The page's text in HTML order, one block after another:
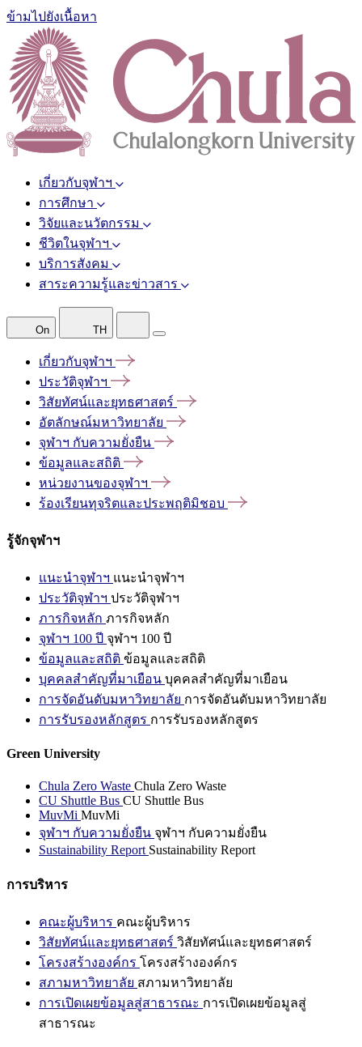
ข้ามไปยังเนื้อหา
เกี่ยวกับจุฬาฯ
การศึกษา
วิจัยและนวัตกรรม
ชีวิตในจุฬาฯ
บริการสังคม
สาระความรู้และข่าวสาร
On TH
เกี่ยวกับจุฬาฯ
ประวัติจุฬาฯ
วิสัยทัศน์และยุทธศาสตร์
อัตลักษณ์มหาวิทยาลัย
จุฬาฯ กับความยั่งยืน
ข้อมูลและสถิติ
หน่วยงานของจุฬาฯ
ร้องเรียนทุจริตและประพฤติมิชอบ
รู้จักจุฬาฯ
แนะนำจุฬาฯ แนะนำจุฬาฯ
ประวัติจุฬาฯ ประวัติจุฬาฯ
ภารกิจหลัก ภารกิจหลัก
จุฬาฯ 100 ปี จุฬาฯ 100 ปี
ข้อมูลและสถิติ ข้อมูลและสถิติ
บุคคลสำคัญที่มาเยือน บุคคลสำคัญที่มาเยือน
การจัดอันดับมหาวิทยาลัย การจัดอันดับมหาวิทยาลัย
การรับรองหลักสูตร การรับรองหลักสูตร
Green University
Chula Zero Waste Chula Zero Waste
CU Shuttle Bus CU Shuttle Bus
MuvMi MuvMi
จุฬาฯ กับความยั่งยืน จุฬาฯ กับความยั่งยืน
Sustainability Report Sustainability Report
การบริหาร
คณะผู้บริหาร คณะผู้บริหาร
วิสัยทัศน์และยุทธศาสตร์ วิสัยทัศน์และยุทธศาสตร์
โครงสร้างองค์กร โครงสร้างองค์กร
สภามหาวิทยาลัย สภามหาวิทยาลัย
การเปิดเผยข้อมูลสู่สาธารณะ การเปิดเผยข้อมูลสู่
สาธารณะ